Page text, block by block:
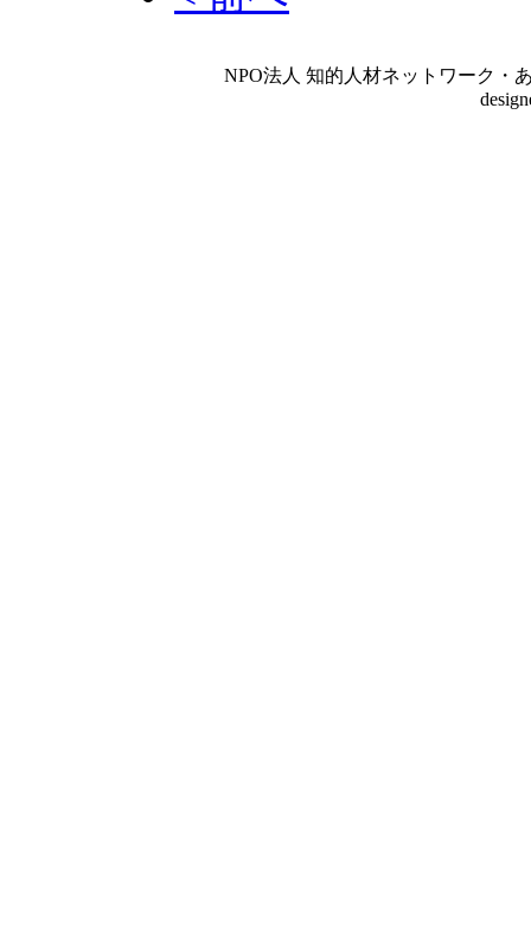
NPO法人 知的人材ネットワーク・